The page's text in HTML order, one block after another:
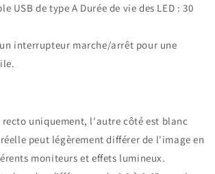
USB de type A Durée de vie des LED : 30
interrupteur marche/arrêt pour une
recto uniquement, l'autre côté est blanc
peut légèrement différer de l'image en
moniteurs et effets lumineux.